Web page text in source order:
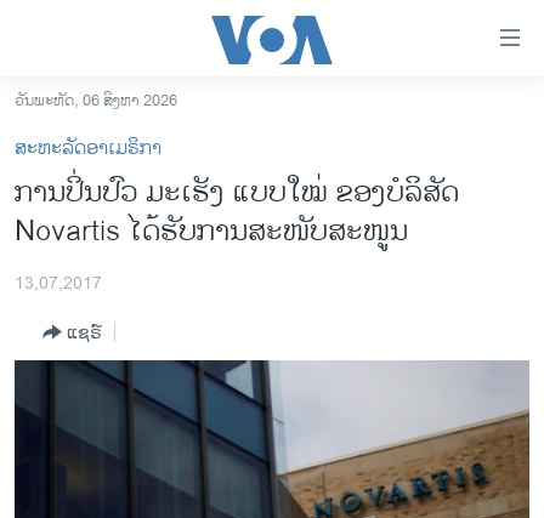
ເຂົ້າ
ຫາ
ຂ້າມ
ຂ້າມ
ຫາ
ອາເມຣິກາ
ຂ່າວ​ຈີນ
ໂລກ
ອິດສະຫຼະພາບດ້ານການຂ່າວ
ວັນພະຫັດ, 06 ສິງຫາ 2026
ສະຫະລັດອາເມຣິກາ
ການປິ່ນປົວ ມະເຮັງ ແບບໃໝ່ ຂອງບໍລິສັດ
Novartis ໄດ້ຮັບການສະໜັບສະໜູນ
13,07,2017
ແຊຣ໌